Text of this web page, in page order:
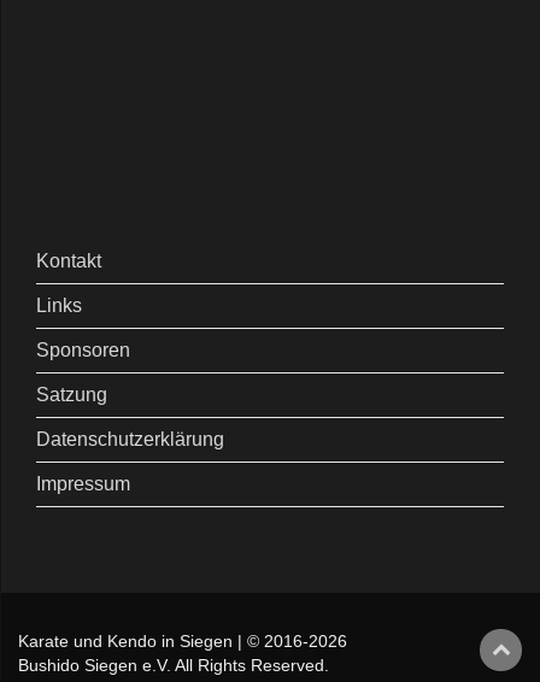
Kontakt
Links
Sponsoren
Satzung
Datenschutzerklärung
Impressum
Karate und Kendo in Siegen | © 2016-2026
Bushido Siegen e.V. All Rights Reserved.